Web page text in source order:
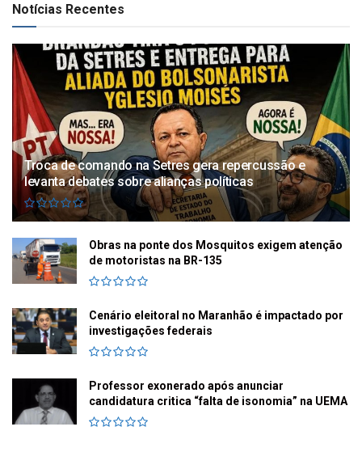
Notícias Recentes
Troca de comando na Setres gera repercussão e
levanta debates sobre alianças políticas
Obras na ponte dos Mosquitos exigem atenção
de motoristas na BR-135
Cenário eleitoral no Maranhão é impactado por
investigações federais
Professor exonerado após anunciar
candidatura critica “falta de isonomia” na UEMA